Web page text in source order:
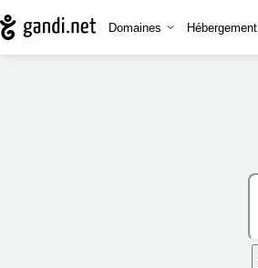
Domaines Hébergement